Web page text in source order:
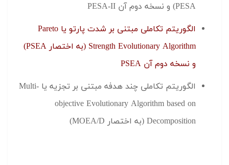
PESA) و نسخه دوم آن PESA-II
الگوریتم تکاملی مبتنی بر شدت پارتو یا Pareto
Strength Evolutionary Algorithm (به اختصار PSEA)
و نسخه دوم آن PSEA
الگوریتم تکاملی چند هدفه مبتنی بر تجزیه یا Multi-
objective Evolutionary Algorithm based on
Decomposition (به اختصار MOEA/D)